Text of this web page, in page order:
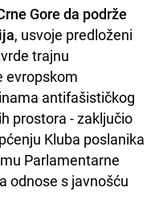
Gore da podrže
, usvoje predloženi
trajnu
evropskom
antifašističkog
prostora - zaključio
Kluba poslanika
Parlamentarne
odnose s javnošću